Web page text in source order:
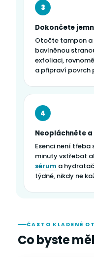
3
Dokončete
Otočte tampon a
bavlněnou
exfoliaci,
a připraví povrch
4
Neopláchněte
Esenci není třeba
minuty vstřebat
sérum a
týdně, nikdy ne
ČASTO KLADENÉ
Co byste